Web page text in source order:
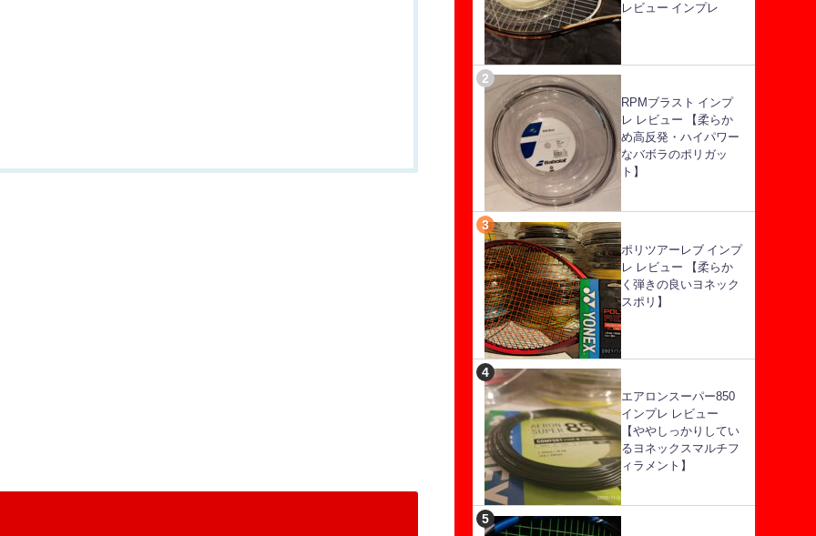
レビュー インプレ
RPMブラスト インプ
レ レビュー 【柔らか
め高反発・ハイパワー
なバボラのポリガッ
ト】
ポリツアーレブ インプ
レ レビュー 【柔らか
く弾きの良いヨネック
スポリ】
エアロンスーパー850
インプレ レビュー
【ややしっかりしてい
るヨネックスマルチフ
ィラメント】